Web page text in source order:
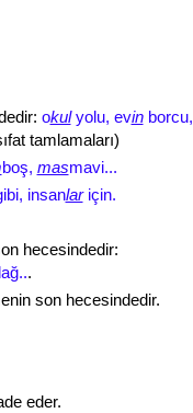
okulyolu, evinborcu,
tamlamaları)
boş, masmavi...
insanlariçin.
hecesindedir:
.
son hecesindedir.
eder.